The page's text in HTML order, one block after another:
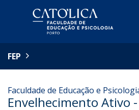
FEP
Faculdade de Educação e
Envelhecimento Ativo